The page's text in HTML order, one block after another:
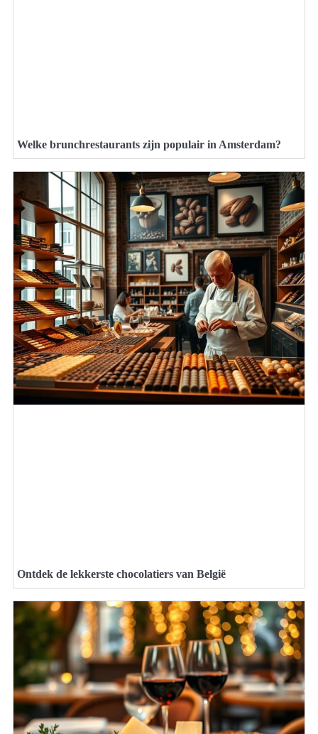
Welke brunchrestaurants zijn populair in Amsterdam?
Ontdek de lekkerste chocolatiers van België